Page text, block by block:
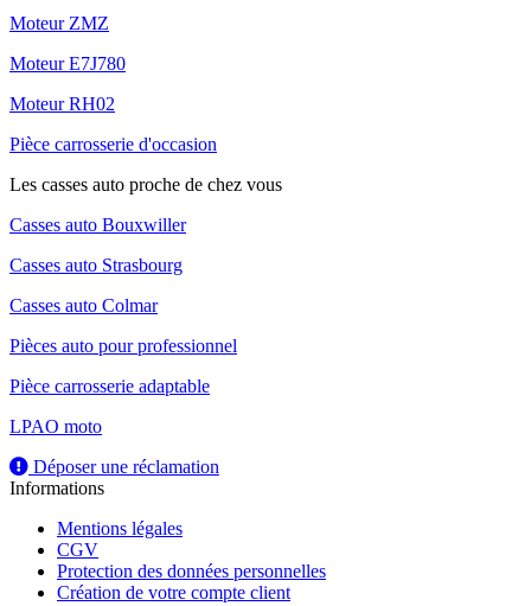
Moteur ZMZ
Moteur E7J780
Moteur RH02
Pièce carrosserie d'occasion
Les casses auto proche de chez vous
Casses auto Bouxwiller
Casses auto Strasbourg
Casses auto Colmar
Pièces auto pour professionnel
Pièce carrosserie adaptable
LPAO moto
Déposer une réclamation
Informations
Mentions légales
CGV
Protection des données personnelles
Création de votre compte client